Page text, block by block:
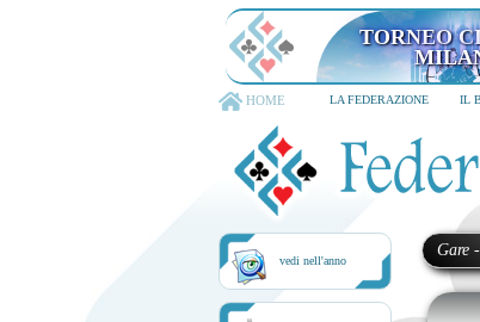
TORNEO
HOME LA FEDERAZIONE IL
vedi nell'anno
Gare -